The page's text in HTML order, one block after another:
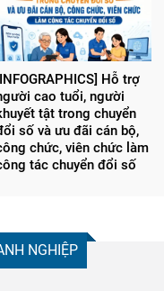
Hỗ trợ
cao tuổi, người
tật trong chuyển
số và ưu đãi cán bộ,
chức, viên chức làm
tác chuyển đổi số
NGHIỆP